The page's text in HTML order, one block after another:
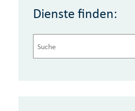
Dienste finden: